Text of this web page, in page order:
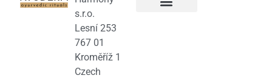
s.r.o.
Lesní 253
767 01
Kroměříž 1
Czech